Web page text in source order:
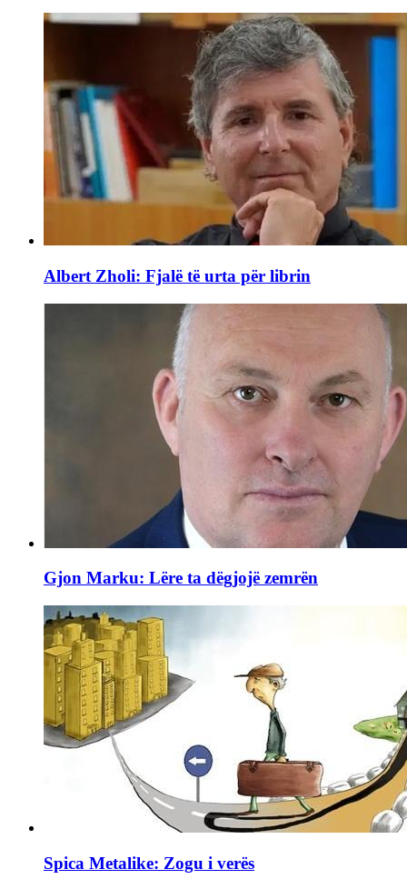
Albert Zholi: Fjalë të urta për librin
Gjon Marku: Lëre ta dëgjojë zemrën
Spica Metalike: Zogu i verës